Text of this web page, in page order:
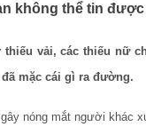
không thể tin
vải, các thiếu nữ
mặc cái gì ra đường.
nóng mắt người khác